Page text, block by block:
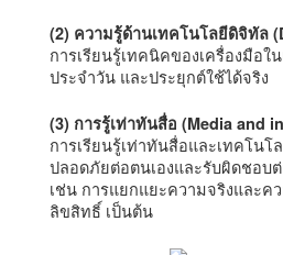
(2) ความรู้ด้านเทคโนโลยีดิจิทัล
การเรียนรู้เทคนิคของเครื่องมือ
ประจำวัน และประยุกต์ใช้ได้จริง
(3) การรู้เท่าทันสื่อ (Media and
การเรียนรู้เท่าทันสื่อและเทคโนโ
ปลอดภัยต่อตนเองและรับผิดชอบ
เช่น การแยกแยะความจริงและ
ลิขสิทธิ์ เป็นต้น